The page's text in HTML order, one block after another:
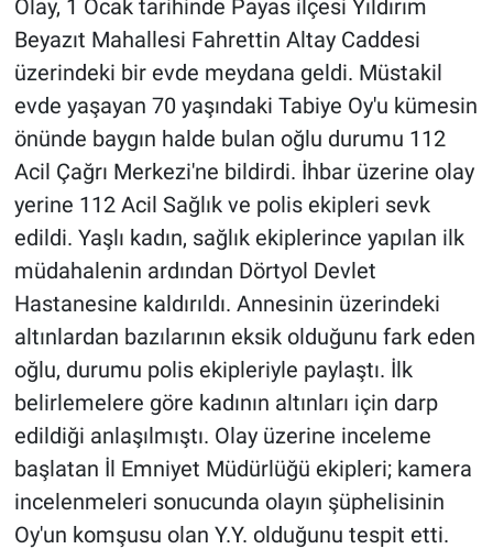
Olay, 1 Ocak tarihinde Payas ilçesi Yıldırım
Beyazıt Mahallesi Fahrettin Altay Caddesi
üzerindeki bir evde meydana geldi. Müstakil
evde yaşayan 70 yaşındaki Tabiye Oy'u kümesin
önünde baygın halde bulan oğlu durumu 112
Acil Çağrı Merkezi'ne bildirdi. İhbar üzerine olay
yerine 112 Acil Sağlık ve polis ekipleri sevk
edildi. Yaşlı kadın, sağlık ekiplerince yapılan ilk
müdahalenin ardından Dörtyol Devlet
Hastanesine kaldırıldı. Annesinin üzerindeki
altınlardan bazılarının eksik olduğunu fark eden
oğlu, durumu polis ekipleriyle paylaştı. İlk
belirlemelere göre kadının altınları için darp
edildiği anlaşılmıştı. Olay üzerine inceleme
başlatan İl Emniyet Müdürlüğü ekipleri; kamera
incelenmeleri sonucunda olayın şüphelisinin
Oy'un komşusu olan Y.Y. olduğunu tespit etti.